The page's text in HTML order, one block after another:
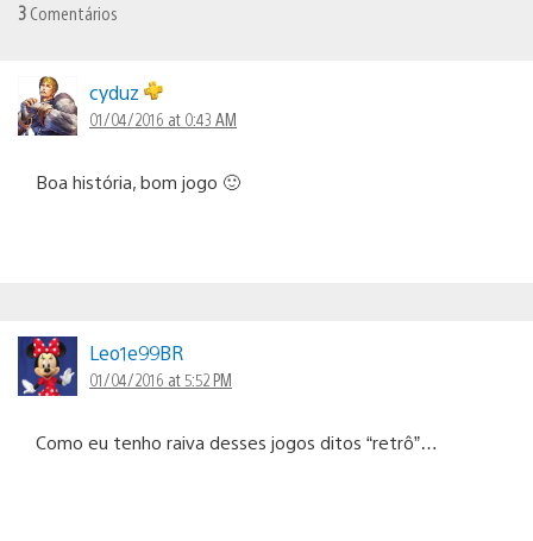
3 Comentários
cyduz
01/04/2016 at 0:43 AM
Boa história, bom jogo 🙂
Leo1e99BR
01/04/2016 at 5:52 PM
Como eu tenho raiva desses jogos ditos “retrô”…